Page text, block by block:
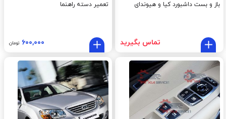
باز و بست داشبورد کیا و هیوندای
تماس بگیرید
تعمیر دسته راهنما
۶۰۰,۰۰۰ تومان